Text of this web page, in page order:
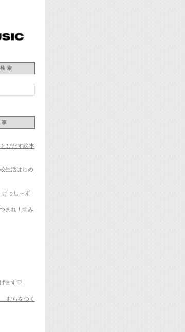
索
びだす絵本
生活はじめ
っし～ず
まれ！すみ
ます♡
むらをつく